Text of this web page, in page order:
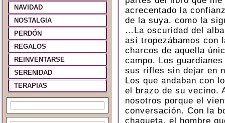
NAVIDAD
NOSTALGIA
PERDÓN
REGALOS
REINVENTARSE
SERENIDAD
TERAPIAS
acrecentado la
de la suya, como la
…La oscuridad del
así tropezábamos con
charcos de aquella
campo. Los
sus rifles sin dejar en
Los que andaban con
el brazo de su vecino.
nosotros porque el
conversación. Con la
chaqueta, el hombre